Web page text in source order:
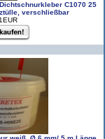
C1070 25
verschließbar